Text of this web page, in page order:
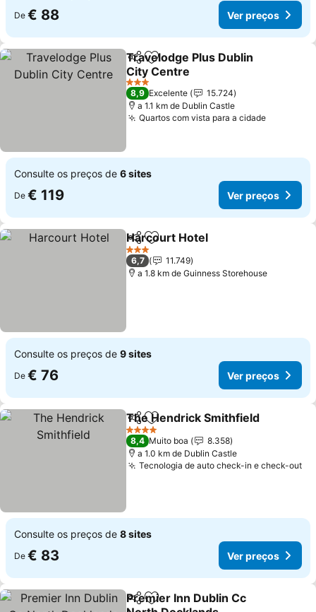
De € 88 Ver preços
PartilharAdicionar aos favoritos
Travelodge Plus Dublin
City Centre
Ver preços
3 Estrelas
8,9 Excelente
15.724
a 1.1 km de Dublin Castle
Quartos com vista para a cidadeVer
Consulte os preços de 6 sites
De € 119 Ver preços
PartilharAdicionar aos favoritos
Harcourt Hotel
3 Estrelas
6,7
11.749
a 1.8 km de Guinness Storehouse
Consulte os preços de 9 sites
De € 76 Ver preços
PartilharAdicionar aos favoritos
The Hendrick Smithfield
4 Estrelas
8,4 Muito boa
8.358
a 1.0 km de Dublin Castle
Tecnologia de auto check-in e check-out
Consulte os preços de 8 sites
De € 83 Ver preços
PartilharAdicionar aos favoritos
Premier Inn Dublin Cc